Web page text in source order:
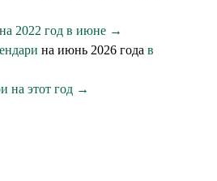
2022 год в июне →
на июнь 2026 года в
на этот год →